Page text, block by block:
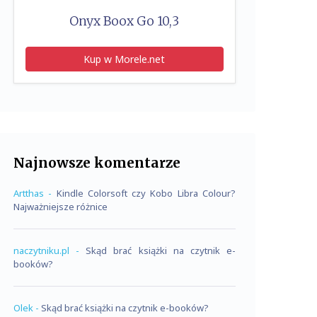
Onyx Boox Go 10,3
Kup w Morele.net
Najnowsze komentarze
Artthas - Kindle Colorsoft czy Kobo Libra Colour?
Najważniejsze różnice
naczytniku.pl - Skąd brać książki na czytnik e-
booków?
Olek - Skąd brać książki na czytnik e-booków?